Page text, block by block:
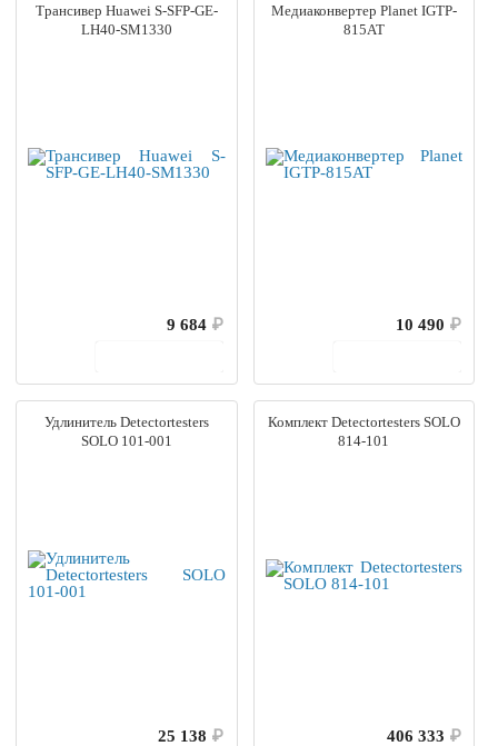
Трансивер Huawei S-SFP-GE-
LH40-SM1330
9 684 ₽
Медиаконвертер Planet IGTP-
815AT
10 490 ₽
Удлинитель Detectortesters
SOLO 101-001
25 138 ₽
Комплект Detectortesters SOLO
814-101
406 333 ₽